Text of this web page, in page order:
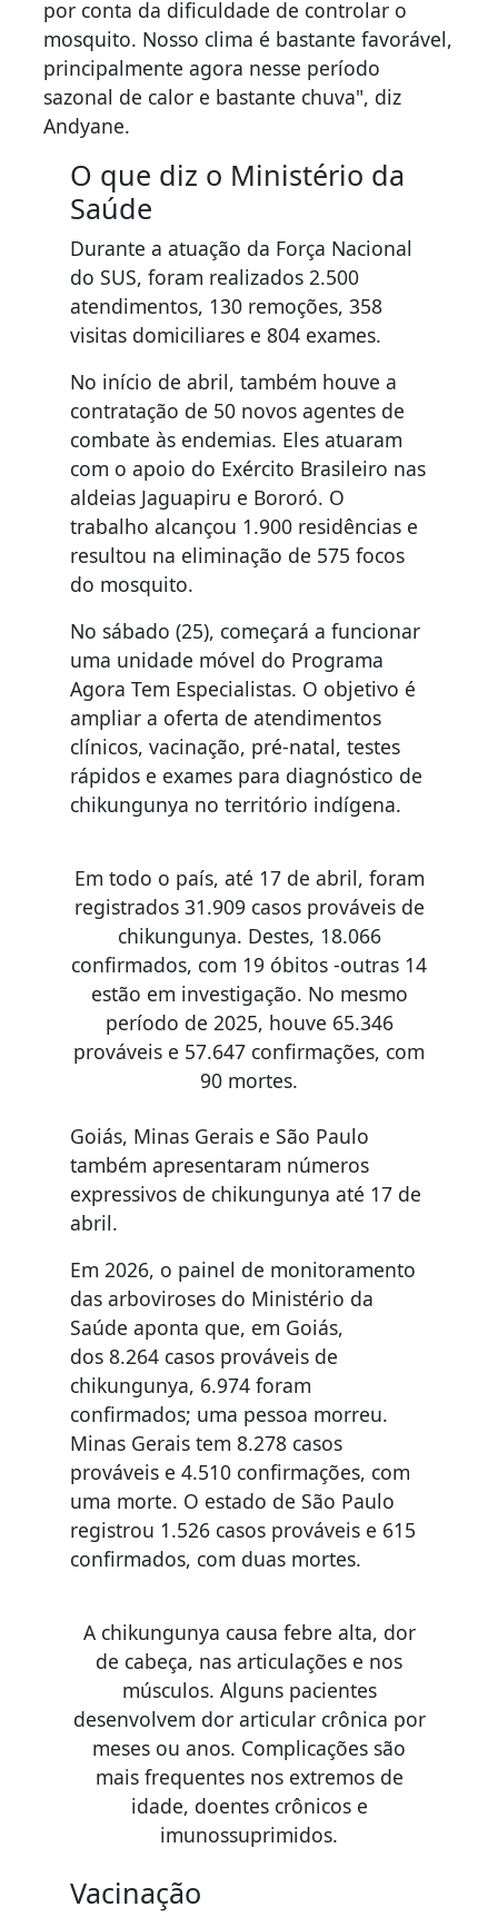
por conta da dificuldade de controlar o
mosquito. Nosso clima é bastante favorável,
principalmente agora nesse período
sazonal de calor e bastante chuva", diz
Andyane.
O que diz o Ministério da
Saúde
Durante a atuação da Força Nacional
do SUS, foram realizados 2.500
atendimentos, 130 remoções, 358
visitas domiciliares e 804 exames.
No início de abril, também houve a
contratação de 50 novos agentes de
combate às endemias. Eles atuaram
com o apoio do Exército Brasileiro nas
aldeias Jaguapiru e Bororó. O
trabalho alcançou 1.900 residências e
resultou na eliminação de 575 focos
do mosquito.
No sábado (25), começará a funcionar
uma unidade móvel do Programa
Agora Tem Especialistas. O objetivo é
ampliar a oferta de atendimentos
clínicos, vacinação, pré-natal, testes
rápidos e exames para diagnóstico de
chikungunya no território indígena.
Em todo o país, até 17 de abril, foram
registrados 31.909 casos prováveis de
chikungunya. Destes, 18.066
confirmados, com 19 óbitos -outras 14
estão em investigação. No mesmo
período de 2025, houve 65.346
prováveis e 57.647 confirmações, com
90 mortes.
Goiás, Minas Gerais e São Paulo
também apresentaram números
expressivos de chikungunya até 17 de
abril.
Em 2026, o painel de monitoramento
das arboviroses do Ministério da
Saúde aponta que, em Goiás,
dos 8.264 casos prováveis de
chikungunya, 6.974 foram
confirmados; uma pessoa morreu.
Minas Gerais tem 8.278 casos
prováveis e 4.510 confirmações, com
uma morte. O estado de São Paulo
registrou 1.526 casos prováveis e 615
confirmados, com duas mortes.
A chikungunya causa febre alta, dor
de cabeça, nas articulações e nos
músculos. Alguns pacientes
desenvolvem dor articular crônica por
meses ou anos. Complicações são
mais frequentes nos extremos de
idade, doentes crônicos e
imunossuprimidos.
Vacinação